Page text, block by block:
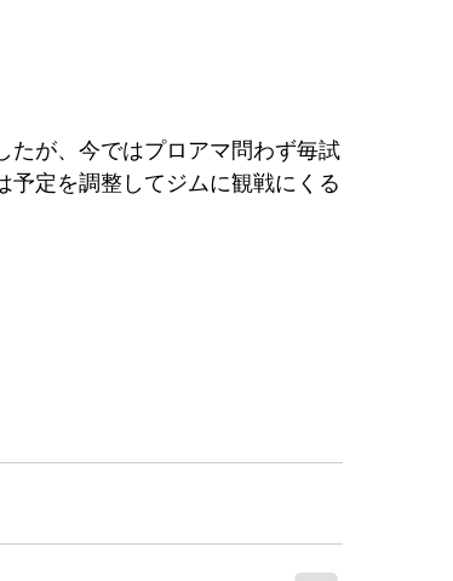
たが、今ではプロアマ問わず毎試
予定を調整してジムに観戦にくる